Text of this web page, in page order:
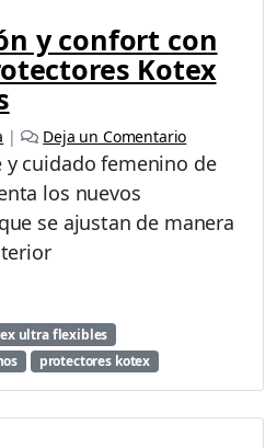
y confort con
Kotex
| Deja un Comentario
y cuidado femenino de
los nuevos
se ajustan de manera
ultra flexibles
protectores kotex